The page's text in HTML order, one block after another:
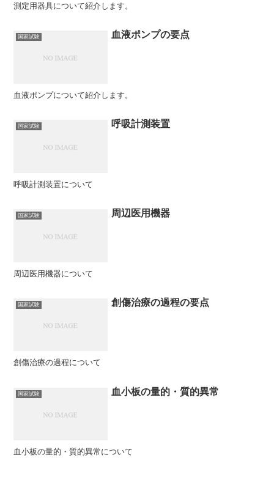
測定用器具について紹介します。
国家試験 血液ポンプの要点
血液ポンプについて紹介します。
国家試験 呼吸計測装置
呼吸計測装置について
国家試験 周辺医用機器
周辺医用機器について
国家試験 創傷治療の過程の要点
創傷治療の過程について
国家試験 血小板の量的・質的異常
血小板の量的・質的異常について